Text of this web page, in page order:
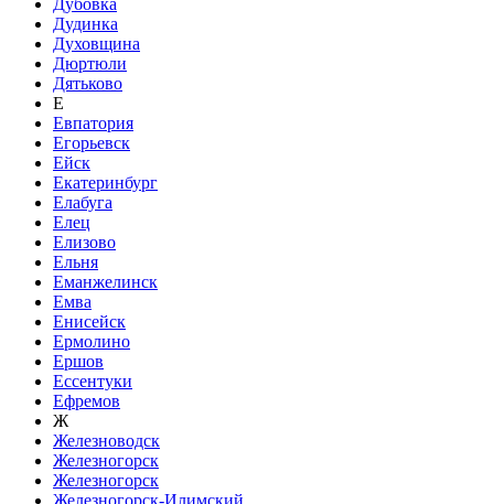
Дудинка
Духовщина
Дюртюли
Дятьково
Е
Евпатория
Егорьевск
Ейск
Екатеринбург
Елабуга
Елец
Елизово
Ельня
Еманжелинск
Емва
Енисейск
Ермолино
Ершов
Ессентуки
Ефремов
Ж
Железноводск
Железногорск
Железногорск
Железногорск-Илимский